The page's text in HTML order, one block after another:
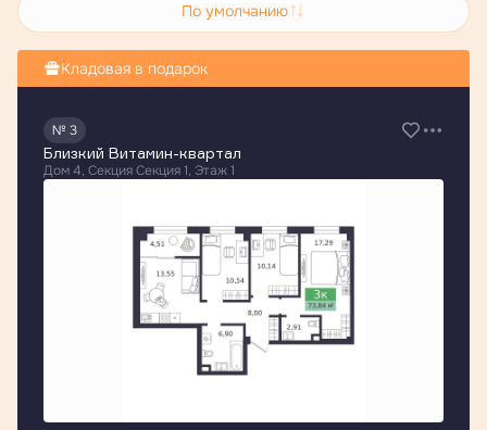
По умолчанию
Кладовая в подарок
№ 3
Близкий Витамин-квартал
Дом 4, Секция Секция 1, Этаж 1